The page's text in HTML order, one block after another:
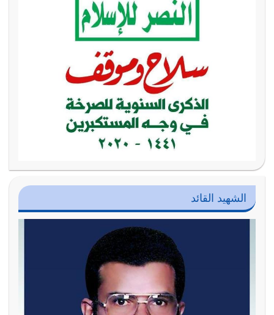
الشهيد القائد